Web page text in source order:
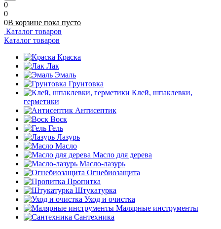
0
0
0В корзине пока пусто
Каталог товаров
Каталог товаров
Краска
Лак
Эмаль
Грунтовка
Клей, шпаклевки,
герметики
Антисептик
Воск
Гель
Лазурь
Масло
Масло для дерева
Масло-лазурь
Огнебиозащита
Пропитка
Штукатурка
Уход и очистка
Малярные инструменты
Сантехника